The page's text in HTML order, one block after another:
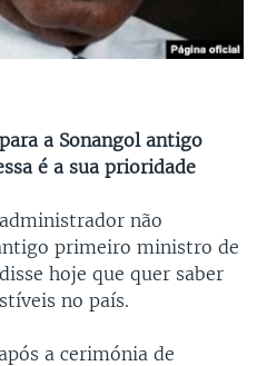
a Sonangol antigo
é a sua prioridade
não
primeiro ministro de
hoje que quer saber
no país.
a cerimónia de